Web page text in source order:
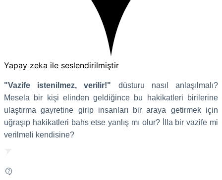
Yapay zeka ile seslendirilmiştir
"Vazife istenilmez, verilir!" düsturu nasıl anlaşılmalı?
Mesela bir kişi elinden geldiğince bu hakikatleri birilerine
ulaştırma gayretine girip insanları bir araya getirmek için
uğraşıp hakikatleri bahs etse yanlış mı olur? İlla bir vazife mi
verilmeli kendisine?